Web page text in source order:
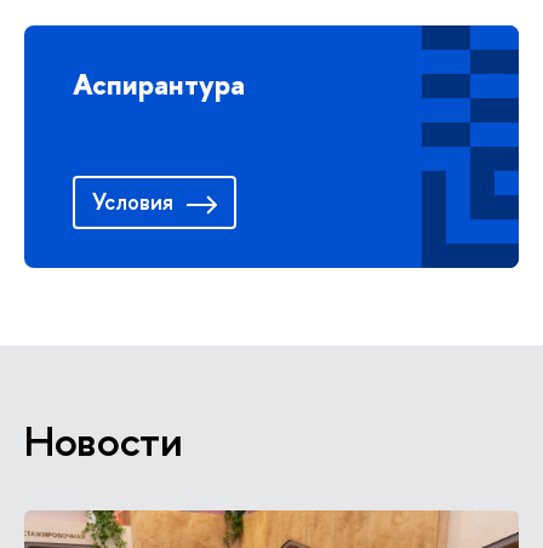
Аспирантура
Условия
Новости